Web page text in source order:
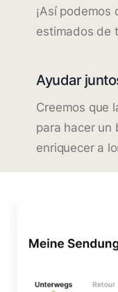
¡Así podemos
estimados de
Ayudar
Creemos que
para hacer un
enriquecer a